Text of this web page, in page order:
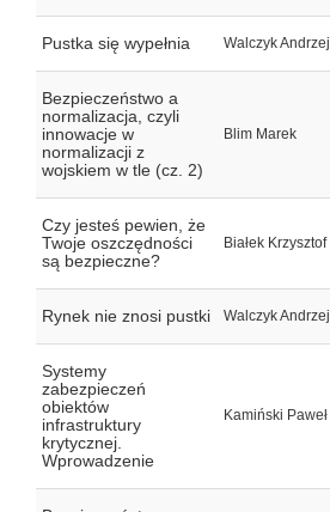
Pustka się wypełnia Walczyk Andrzej
Bezpieczeństwo a
normalizacja, czyli
innowacje w
normalizacji z
wojskiem w tle (cz. 2)
Blim Marek
Czy jesteś pewien, że
Twoje oszczędności
są bezpieczne?
Białek Krzysztof
Rynek nie znosi pustki Walczyk Andrzej
Systemy
zabezpieczeń
obiektów
infrastruktury
krytycznej.
Wprowadzenie
Kamiński Paweł